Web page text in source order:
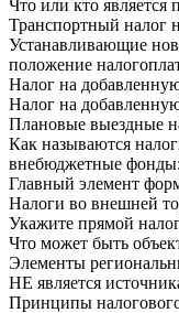
Что или кто является
Транспортный налог
Устанавливающие
положение
Налог на
Налог на
Плановые выездные
Как называются
внебюджетные фонды:
Главный элемент
Налоги во внешней
Укажите прямой
Что может быть
Элементы
НЕ является
Принципы